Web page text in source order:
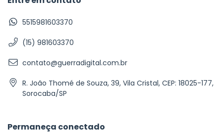
5515981603370
(15) 981603370
contato@guerradigital.com.br
R. João Thomé de Souza, 39, Vila Cristal, CEP: 18025-177,
Sorocaba/SP
Permaneça conectado